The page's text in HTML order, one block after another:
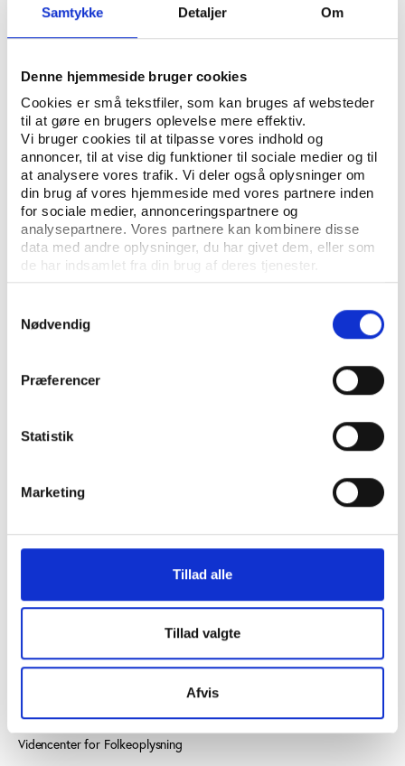
Samtykke Detaljer Om
Denne hjemmeside bruger cookies
Cookies er små tekstfiler, som kan bruges af websteder
til at gøre en brugers oplevelse mere effektiv.
Vi bruger cookies til at tilpasse vores indhold og
annoncer, til at vise dig funktioner til sociale medier og til
at analysere vores trafik. Vi deler også oplysninger om
din brug af vores hjemmeside med vores partnere inden
for sociale medier, annonceringspartnere og
analysepartnere. Vores partnere kan kombinere disse
data med andre oplysninger, du har givet dem, eller som
de har indsamlet fra din brug af deres tjenester.
Nødvendig
Præferencer
Statistik
Marketing
Tillad alle
Tillad valgte
Afvis
UNIVERSITETSFORLAG
ISBN: 87-7674-015-3
Eksemplarfremstilling af papirkopier/prints fra
Idrætshistorisk Årbog til undervisningsbrug på
uddannelsesinstitutioner og intern administrativ brug
er tilladt efter aftale med COPY-DAN Tekst & Node.
Eksemplarfremstillingen skal ske inden for aftalens
begrænsninger.
Vester Allé 8B, 3. sal, 8000 Aarhus C
Find medarbejder
Videncenter for Folkeoplysning